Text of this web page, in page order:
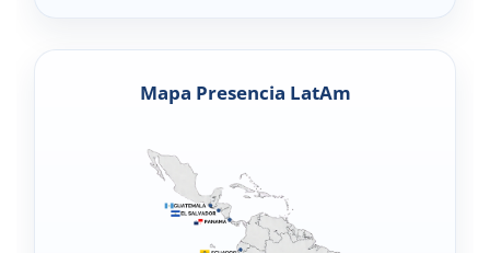
Mapa Presencia LatAm